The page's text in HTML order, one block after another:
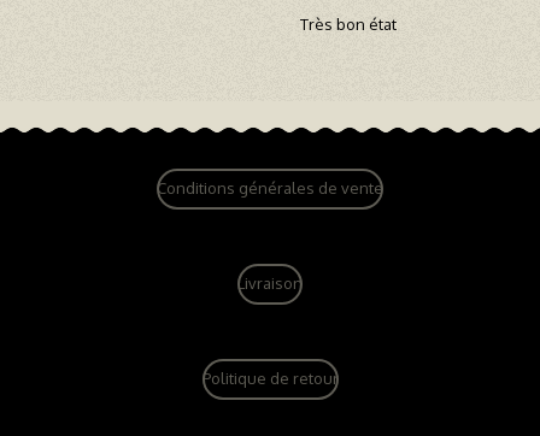
Très bon état
Conditions générales de vente
Livraison
Politique de retour